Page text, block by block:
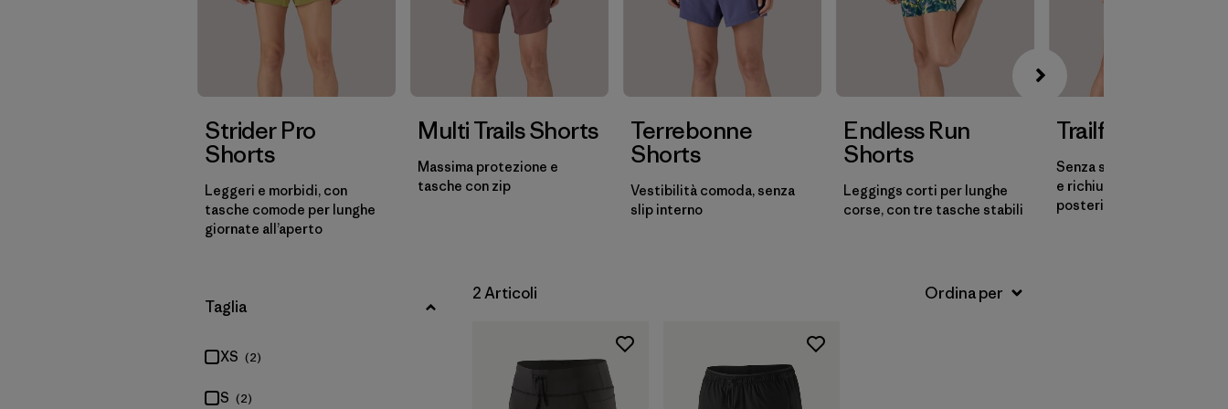
Filtra per
Prezzo
Vestibilità
Strider Pro
Shorts
Leggeri e morbidi, con
tasche comode per lunghe
giornate all’aperto
Multi Trails Shorts
Massima protezione e
tasche con zip
Terrebonne
Shorts
Vestibilità comoda, senza
slip interno
Endless Run
Shorts
Leggings corti per lunghe
corse, con tre tasche stabili
Trailfarer Shorts
Senza slip interno, a vita
e richiudibili nella tasca
posteriore
Filtra per
Taglia
XS (2)
S (2)
2 Articoli